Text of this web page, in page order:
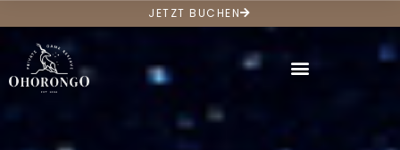
JETZT BUCHEN